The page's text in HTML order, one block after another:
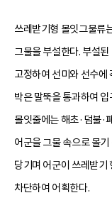
쓰레받기형 몰잇그물류
그물을 부설한다. 부설
고정하여 선미와 선수에
박은 말뚝을 통과하여
몰잇줄에는 해초·덤불·
어군을 그물 속으로 몰
당기며 어군이 쓰레받기
차단하여 어획한다.